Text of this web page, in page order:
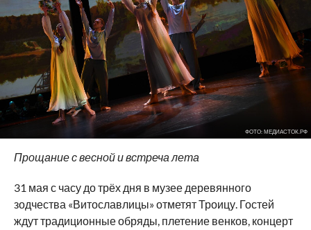
ФОТО: МЕДИАСТОК.РФ
Прощание с весной и встреча лета
31 мая с часу до трёх дня в музее деревянного
зодчества «Витославлицы» отметят Троицу. Гостей
ждут традиционные обряды, плетение венков, концерт